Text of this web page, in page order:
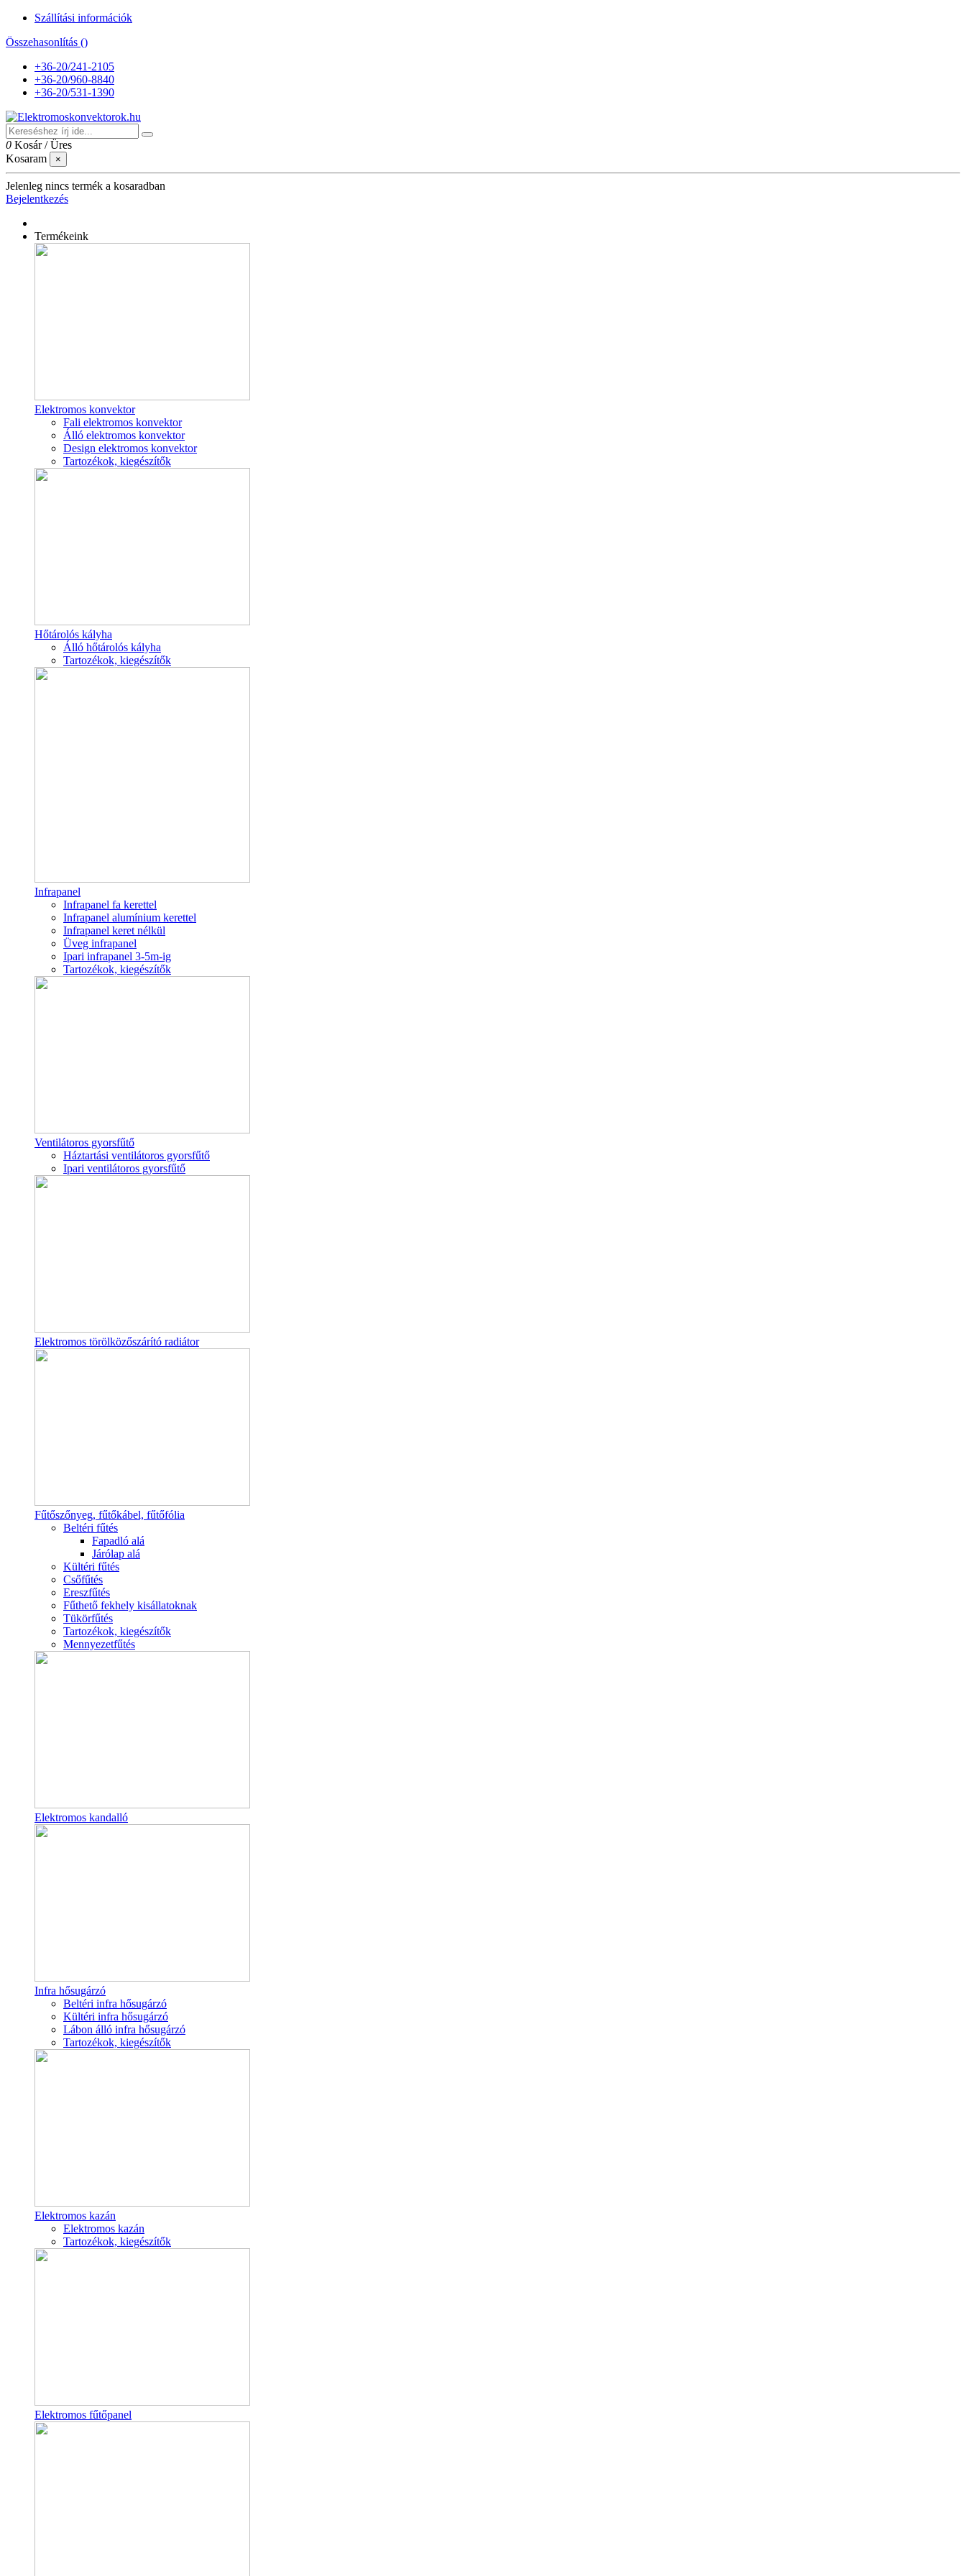
Szállítási információk
Összehasonlítás ()
+36-20/241-2105
+36-20/960-8840
+36-20/531-1390
0 Kosár /Üres
Kosaram
×
Jelenleg nincs termék a kosaradban
Bejelentkezés
Termékeink
Elektromos konvektor
Fali elektromos konvektor
Álló elektromos konvektor
Design elektromos konvektor
Tartozékok, kiegészítők
Hőtárolós kályha
Álló hőtárolós kályha
Tartozékok, kiegészítők
Infrapanel
Infrapanel fa kerettel
Infrapanel alumínium kerettel
Infrapanel keret nélkül
Üveg infrapanel
Ipari infrapanel 3-5m-ig
Tartozékok, kiegészítők
Ventilátoros gyorsfűtő
Háztartási ventilátoros gyorsfűtő
Ipari ventilátoros gyorsfűtő
Elektromos törölközőszárító radiátor
Fűtőszőnyeg, fűtőkábel, fűtőfólia
Beltéri fűtés
Fapadló alá
Járólap alá
Kültéri fűtés
Csőfűtés
Ereszfűtés
Fűthető fekhely kisállatoknak
Tükörfűtés
Tartozékok, kiegészítők
Mennyezetfűtés
Elektromos kandalló
Infra hősugárzó
Beltéri infra hősugárzó
Kültéri infra hősugárzó
Lábon álló infra hősugárzó
Tartozékok, kiegészítők
Elektromos kazán
Elektromos kazán
Tartozékok, kiegészítők
Elektromos fűtőpanel